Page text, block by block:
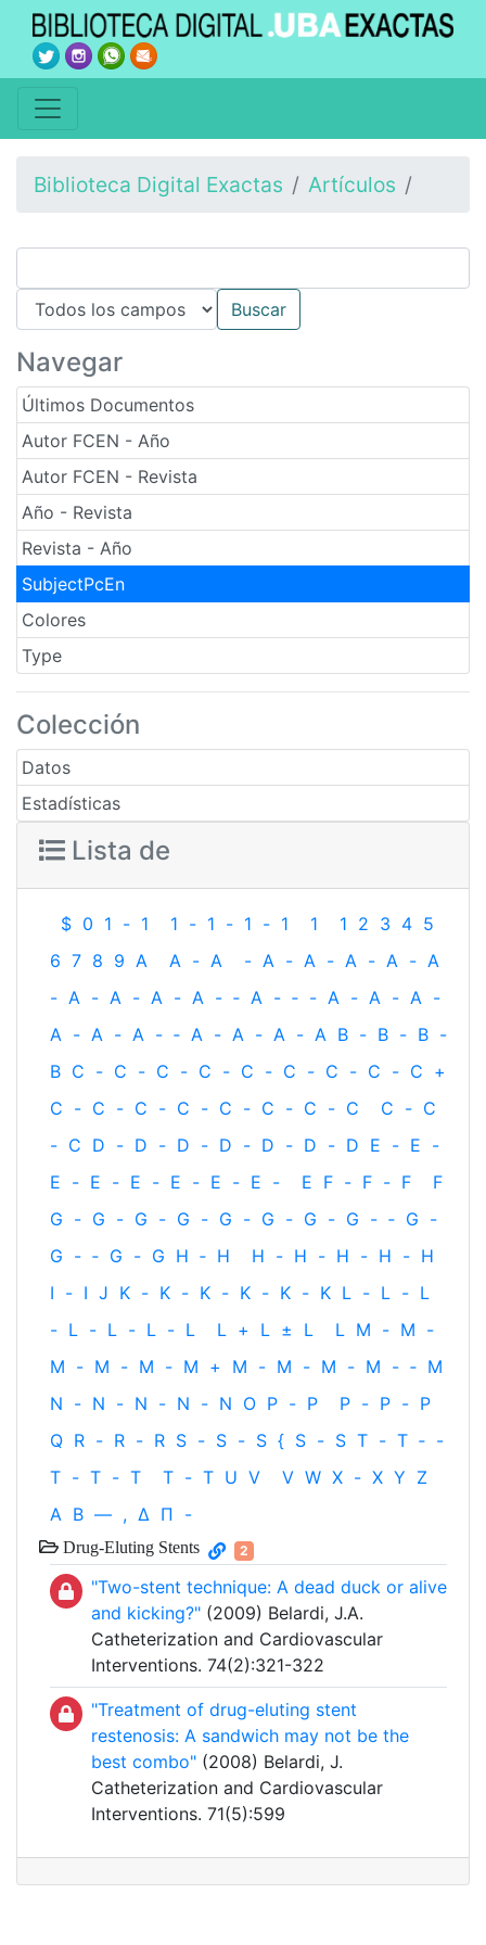
Biblioteca Digital Exactas Artículos
Navegar
Últimos Documentos
Autor FCEN - Año
Autor FCEN - Revista
Año - Revista
Revista - Año
SubjectPcEn
Colores
Type
Colección
Datos
Estadísticas
Lista de
$ 0 1 - 1 1 - 1 - 1 - 1 1 1 2 3 4 5
6 7 8 9 A A - A - A - A - A - A - A
- A - A - A - A - ‐ A - ‐ - A - A - A -
A - A - A - ‐ A - A - A - A B - B - B -
B C - C - C - C - C - C - C - C - C +
C - C - C - C - C - C - C - C C - C
- C D - D - D - D - D - D - D E - E -
E - E - E - E - E - E - E F - F - F
F
G - G - G - G - G - G - G - G - ‐ G -
G - ‐ G - G H ‐ H H - H - H - H - H
I - I J K - K - K - K - K - K L - L - L
- L - L - L - L L + L ± L L M - M -
M - M - M - M + M - M - M - M - ‐ M
N - N - N - N - N O P - P P - P - P
Q R - R - R S - S - S { S - S T - T ‐ -
T - T - T T - T U V V W X - X Y Z
Α Β — , Δ Π -
Drug-Eluting Stents 2
"Two-stent technique: A dead duck or alive
and kicking?" (2009) Belardi, J.A.
Catheterization and Cardiovascular
Interventions. 74(2):321-322
"Treatment of drug-eluting stent
restenosis: A sandwich may not be the
best combo" (2008) Belardi, J.
Catheterization and Cardiovascular
Interventions. 71(5):599